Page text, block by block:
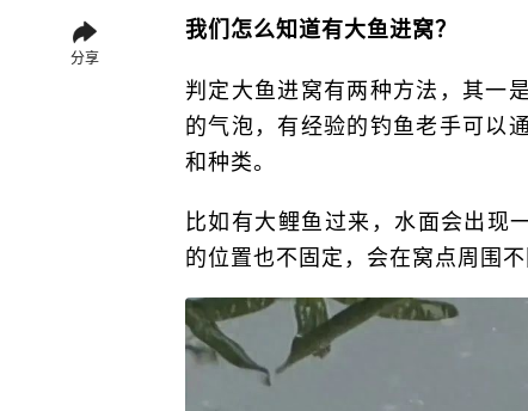
分享
我们怎么知道有大鱼进窝？
判定大鱼进窝有两种方法，其一
的气泡，有经验的钓鱼老手可以
和种类。
比如有大鲤鱼过来，水面会出现
的位置也不固定，会在窝点周围不